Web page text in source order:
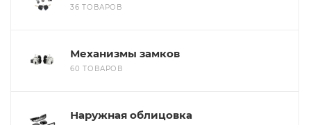
36 ТОВАРОВ
Механизмы замков
60 ТОВАРОВ
Наружная облицовка